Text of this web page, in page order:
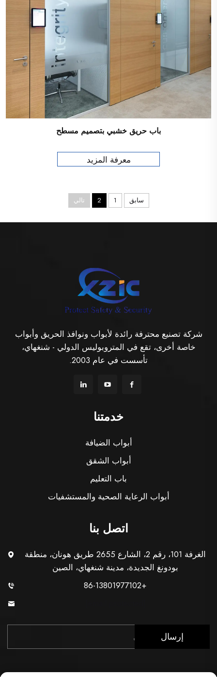
باب حريق خشبي بتصميم مسطح
معرفة المزيد
سابق 1
2 تالي
شركة تصنيع محترفة رائدة لأبواب ونوافذ الحريق وأبواب
خاصة أخرى، تقع في المتروبوليس الدولي - شنغهاي،
تأسست في عام 2003.
خدمتنا
أبواب الضيافة
أبواب الشقق
باب التعليم
أبواب الرعاية الصحية والمستشفيات
اتصل بنا
الغرفة 101، رقم 2، الشارع 2655 طريق هونان، منطقة
بودونغ الجديدة، مدينة شنغهاي، الصين
+86-13801977102
إرسال